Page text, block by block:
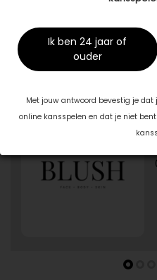
Ik ben 24 jaar of
ouder
Met jouw antwoord bevestig je dat
online kansspelen en dat je niet
Huid Totaal Praktijk
Specialisten in jouw buurt